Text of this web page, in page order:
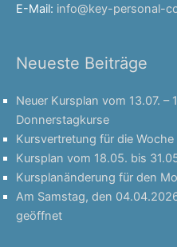
E-Mail: info@key-personal-
Neueste Beiträge
Neuer Kursplan vom 13.07. –
Donnerstagkurse
Kursvertretung für die
Kursplan vom 18.05. bis
Kursplanänderung für den
Am Samstag, den
geöffnet